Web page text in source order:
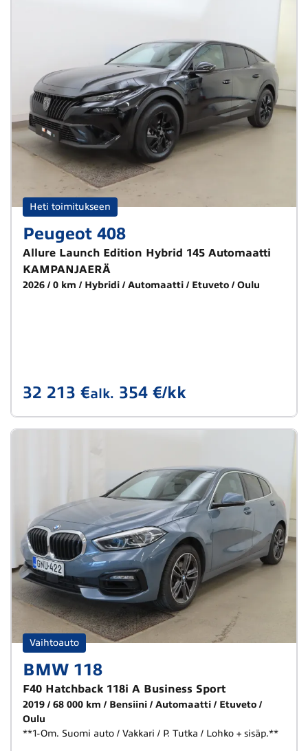
Heti toimitukseen
Peugeot 408
Allure Launch Edition Hybrid 145 Automaatti
KAMPANJAERÄ
2026 0 km Hybridi Automaatti Etuveto Oulu
32 213 €alk. 354 €/kk
Vaihtoauto
BMW 118
F40 Hatchback 118i A Business Sport
2019 68 000 km Bensiini Automaatti
Etuveto
Oulu
**1-Om. Suomi auto / Vakkari / P. Tutka / Lohko + sisäp.**